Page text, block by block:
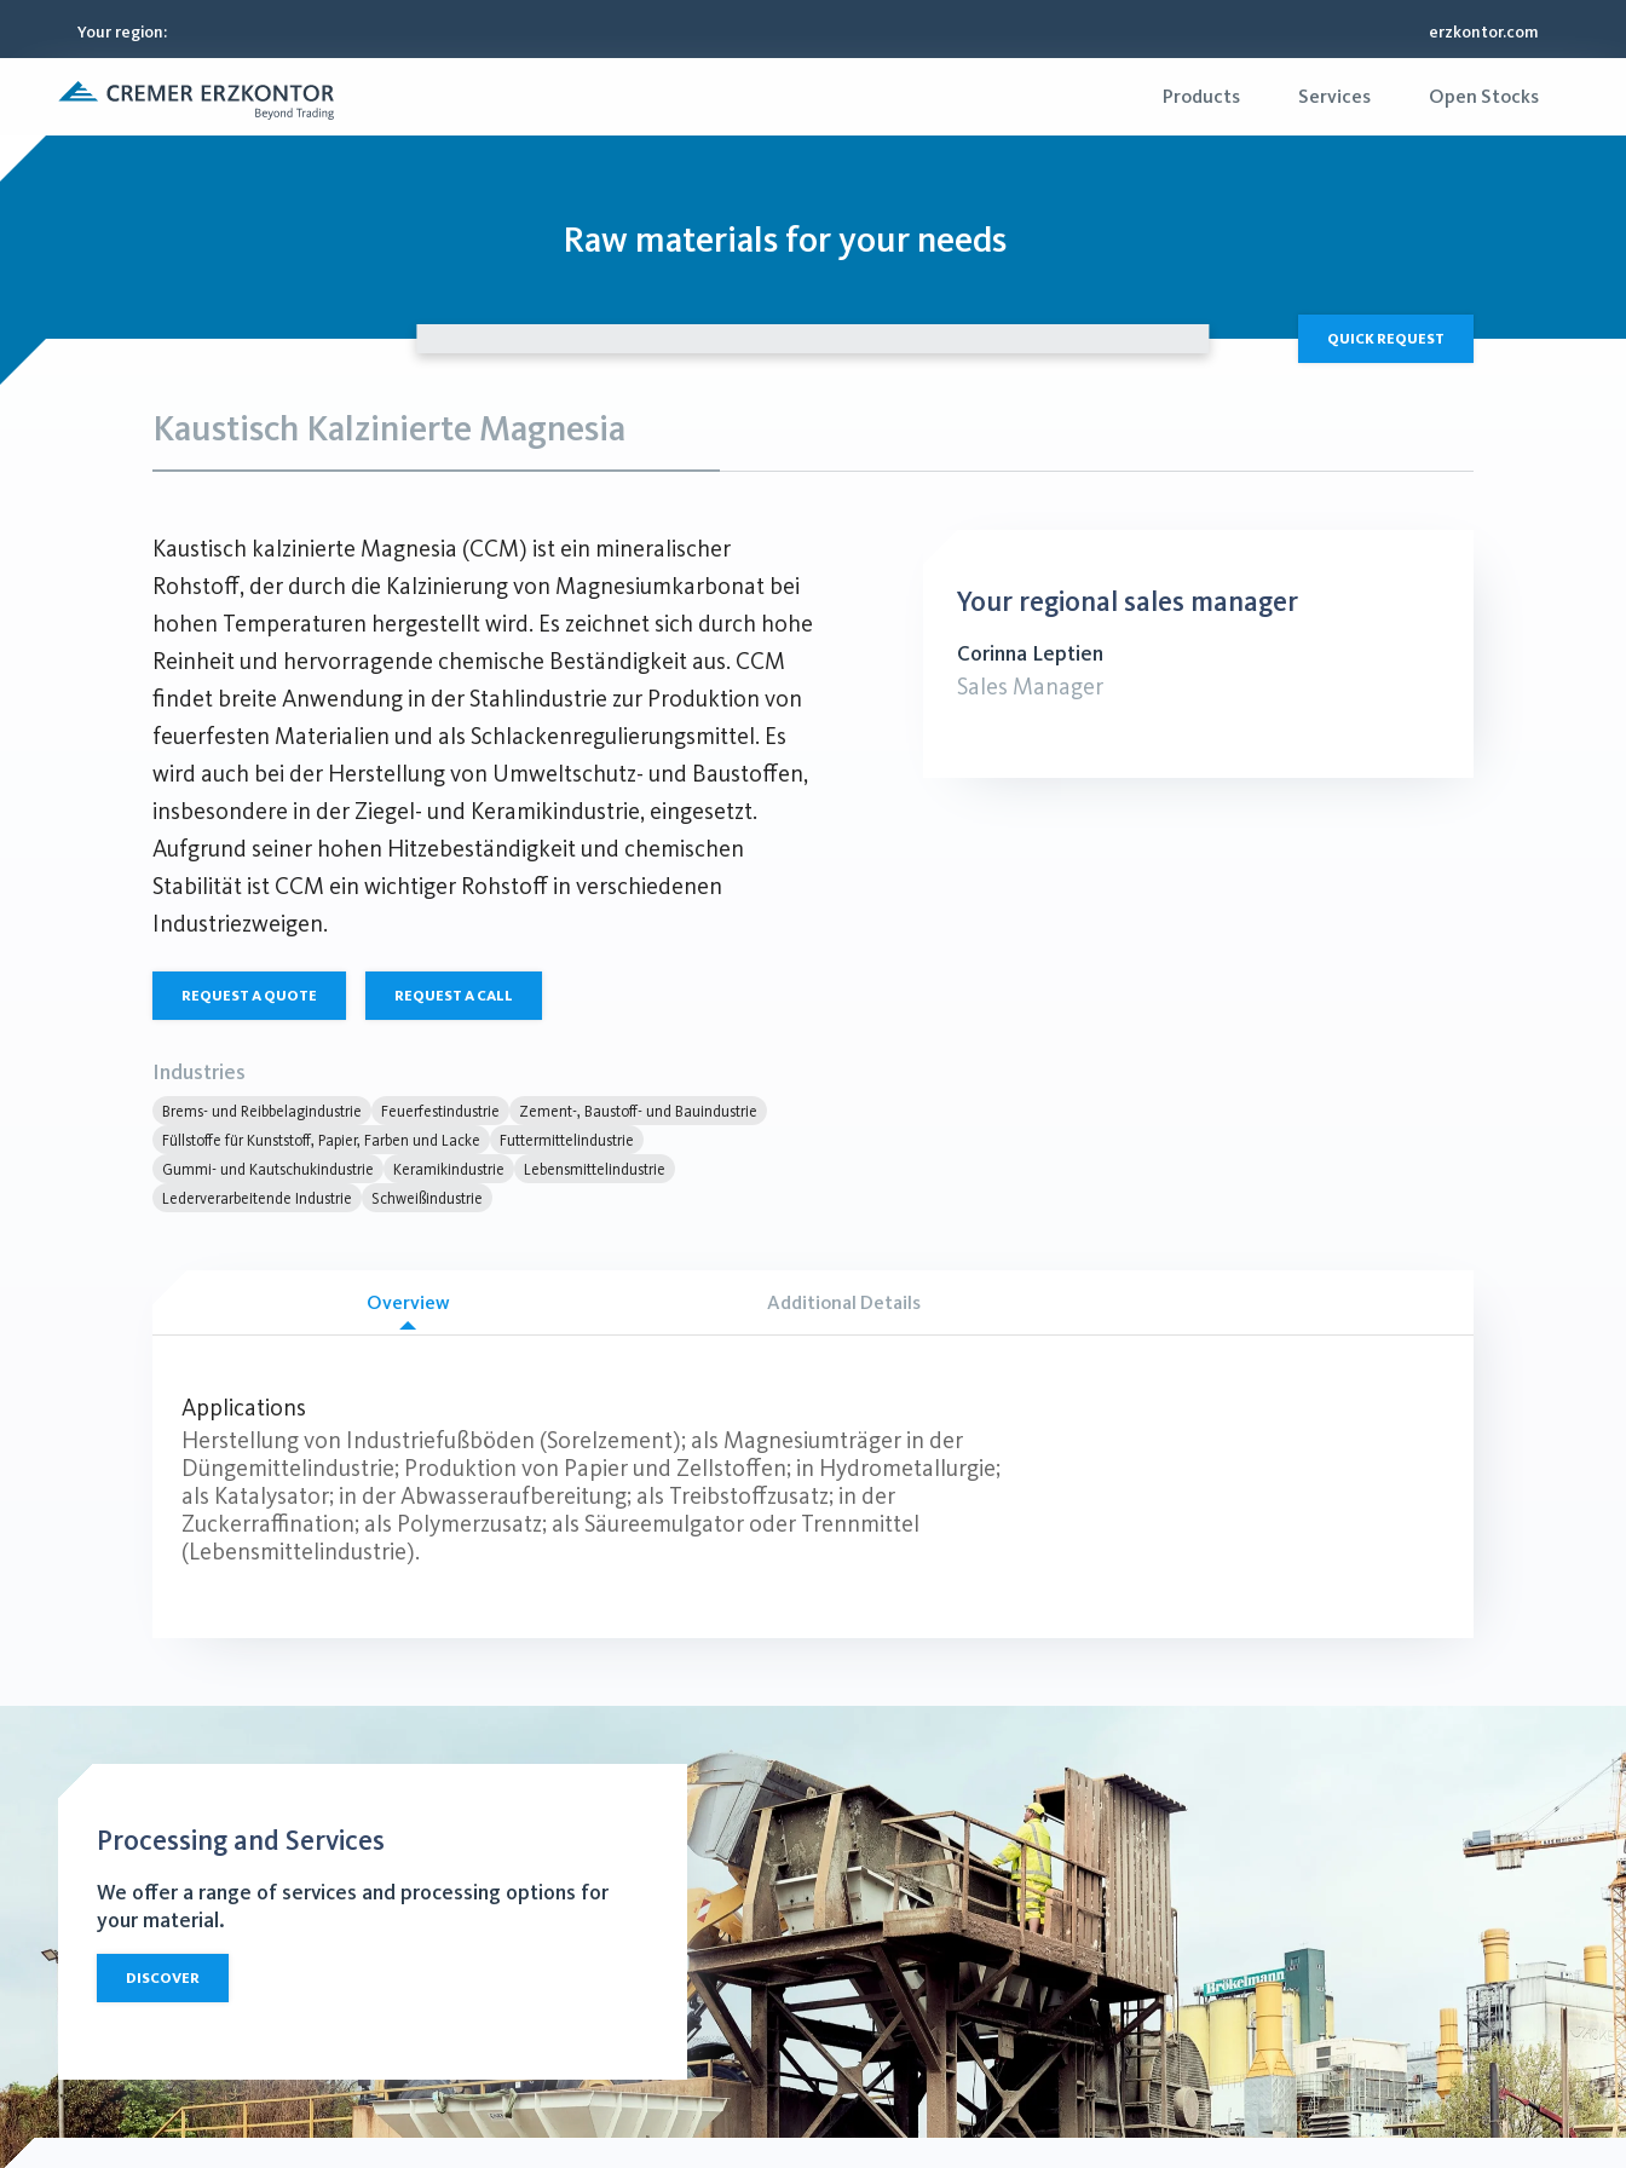
Your region: erzkontor.com
Products Services Open Stocks
Raw materials for your needs
QUICK REQUEST
Kaustisch Kalzinierte Magnesia
Kaustisch kalzinierte Magnesia (CCM) ist ein mineralischer
Rohstoff, der durch die Kalzinierung von Magnesiumkarbonat bei
hohen Temperaturen hergestellt wird. Es zeichnet sich durch hohe
Reinheit und hervorragende chemische Beständigkeit aus. CCM
findet breite Anwendung in der Stahlindustrie zur Produktion von
feuerfesten Materialien und als Schlackenregulierungsmittel. Es
wird auch bei der Herstellung von Umweltschutz- und Baustoffen,
insbesondere in der Ziegel- und Keramikindustrie, eingesetzt.
Aufgrund seiner hohen Hitzebeständigkeit und chemischen
Stabilität ist CCM ein wichtiger Rohstoff in verschiedenen
Industriezweigen.
REQUEST A QUOTE REQUEST A CALL
Industries
Brems- und Reibbelagindustrie Feuerfestindustrie
Zement-, Baustoff- und Bauindustrie
Füllstoffe für Kunststoff, Papier, Farben und Lacke
Futtermittelindustrie
Gummi- und Kautschukindustrie
Keramikindustrie
Lebensmittelindustrie
Lederverarbeitende Industrie
Schweißindustrie
Your regional sales manager
Corinna Leptien
Sales Manager
Overview Additional Details
Applications
Herstellung von Industriefußböden (Sorelzement); als Magnesiumträger in der
Düngemittelindustrie; Produktion von Papier und Zellstoffen; in Hydrometallurgie;
als Katalysator; in der Abwasseraufbereitung; als Treibstoffzusatz; in der
Zuckerraffination; als Polymerzusatz; als Säureemulgator oder Trennmittel
(Lebensmittelindustrie).
Processing and Services
We offer a range of services and processing options for
your material.
DISCOVER